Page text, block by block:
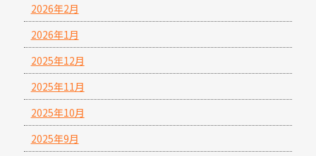
2026年2月
2026年1月
2025年12月
2025年11月
2025年10月
2025年9月